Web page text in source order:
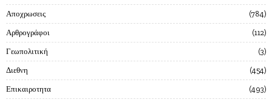
Αποχρωσεις 784
Αρθρογράφοι 112
Γεωπολιτική 3
Διεθνη 454
Επικαιροτητα 493